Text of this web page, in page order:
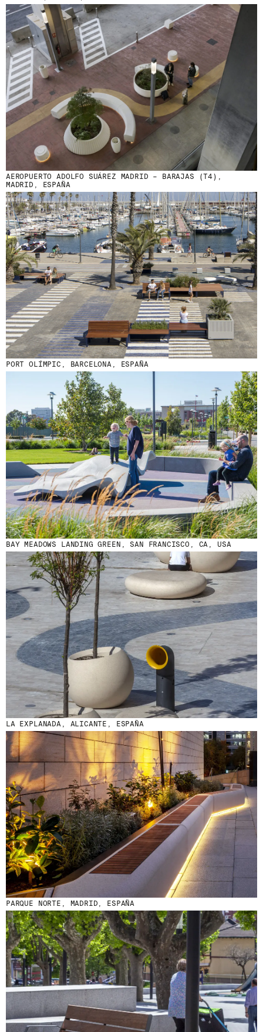
AEROPUERTO ADOLFO SUÁREZ MADRID – BARAJAS (T4),
MADRID, ESPAÑA
PORT OLÍMPIC, BARCELONA, ESPAÑA
BAY MEADOWS LANDING GREEN, SAN FRANCISCO, CA, USA
LA EXPLANADA, ALICANTE, ESPAÑA
PARQUE NORTE, MADRID, ESPAÑA